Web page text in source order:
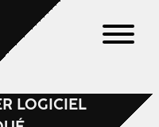
LOGICIEL